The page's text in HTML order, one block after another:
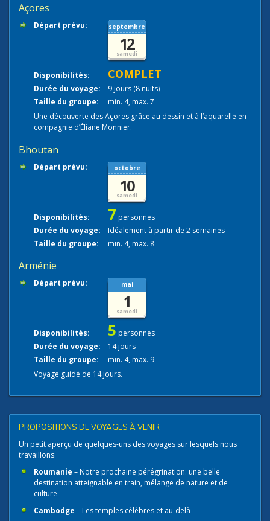
Açores
Départ prévu: septembre
12
samedi
Disponibilités: COMPLET
Durée du voyage:
9 jours (8 nuits)
Taille du groupe:
min. 4, max. 7
Une découverte des Açores grâce au dessin et à l’aquarelle en
compagnie d’Éliane Monnier.
Bhoutan
Départ prévu: octobre
10
samedi
Disponibilités: 7 personnes
Durée du voyage:
Idéalement à partir de 2 semaines
Taille du groupe:
min. 4, max. 8
Arménie
Départ prévu: mai
1
samedi
Disponibilités: 5 personnes
Durée du voyage:
14 jours
Taille du groupe:
min. 4, max. 9
Voyage guidé de 14 jours.
PROPOSITIONS DE VOYAGES À VENIR
Un petit aperçu de quelques-uns des voyages sur lesquels nous
travaillons:
Roumanie – Notre prochaine pérégrination: une belle
destination atteignable en train, mélange de nature et de
culture
Cambodge – Les temples célèbres et au-delà